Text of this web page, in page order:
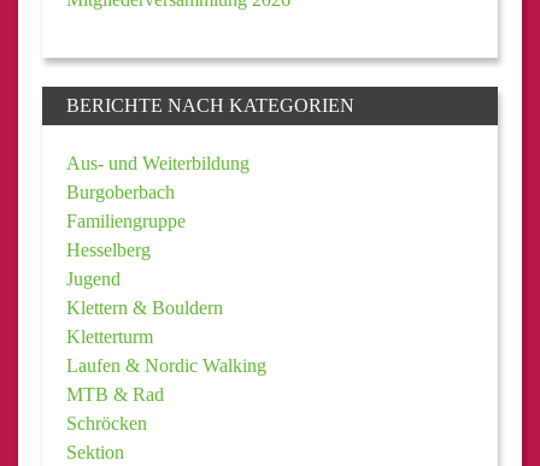
BERICHTE NACH KATEGORIEN
Aus- und Weiterbildung
Burgoberbach
Familiengruppe
Hesselberg
Jugend
Klettern & Bouldern
Kletterturm
Laufen & Nordic Walking
MTB & Rad
Schröcken
Sektion